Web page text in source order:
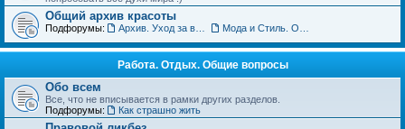
Общий архив красоты
Подфорумы:
Работа. Отдых. Общие вопросы
Обо всем
Все, что не вписывается в рамки других разделов.
Подфорумы:
Как страшно жить